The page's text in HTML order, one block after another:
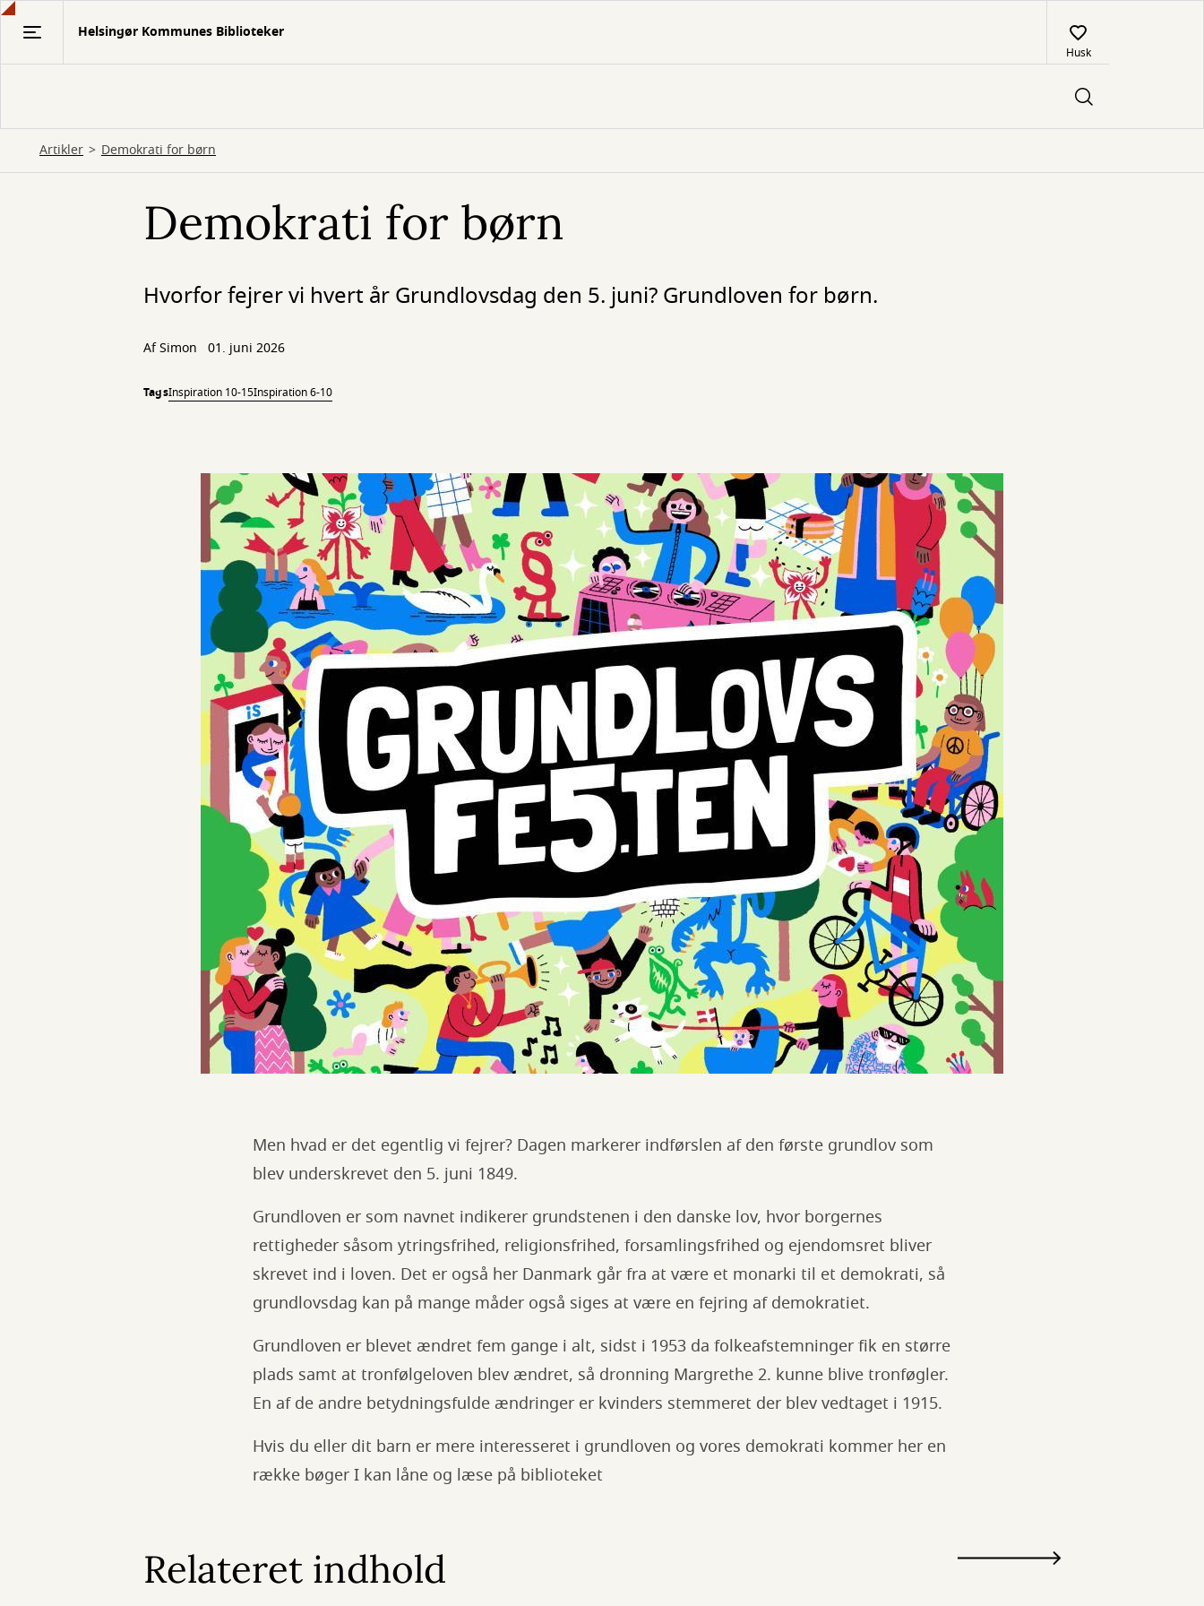
Gå
Helsingør Kommunes Biblioteker
Husk
Artikler Demokrati for børn
Demokrati for børn
Hvorfor fejrer vi hvert år Grundlovsdag den 5. juni? Grundloven for børn.
AfSimon 01. juni 2026
TagsInspiration 10-15Inspiration 6-10
Men hvad er det egentlig vi fejrer? Dagen markerer indførslen af den første grundlov som
blev underskrevet den 5. juni 1849.
Grundloven er som navnet indikerer grundstenen i den danske lov, hvor borgernes
rettigheder såsom ytringsfrihed, religionsfrihed, forsamlingsfrihed og ejendomsret bliver
skrevet ind i loven. Det er også her Danmark går fra at være et monarki til et demokrati, så
grundlovsdag kan på mange måder også siges at være en fejring af demokratiet.
Grundloven er blevet ændret fem gange i alt, sidst i 1953 da folkeafstemninger fik en større
plads samt at tronfølgeloven blev ændret, så dronning Margrethe 2. kunne blive tronføgler.
En af de andre betydningsfulde ændringer er kvinders stemmeret der blev vedtaget i 1915.
Hvis du eller dit barn er mere interesseret i grundloven og vores demokrati kommer her en
række bøger I kan låne og læse på biblioteket
Relateret indhold